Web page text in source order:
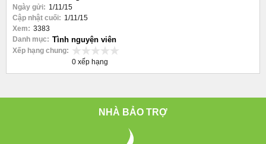
Ngày gửi: 1/11/15
Cập nhật cuối: 1/11/15
Xem: 3383
Danh mục: Tình nguyện viên
Xếp hạng chung:
0 xếp hạng
NHÀ BẢO TRỢ